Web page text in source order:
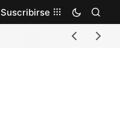
Suscribirse